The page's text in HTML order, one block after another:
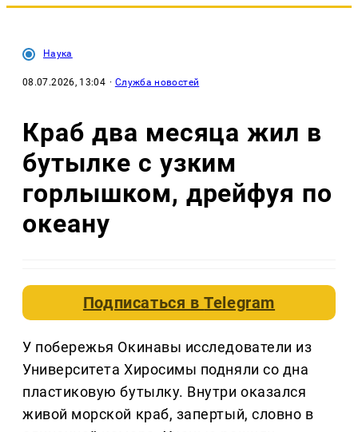
Наука
08.07.2026, 13:04 · Служба новостей
Краб два месяца жил в
бутылке с узким
горлышком, дрейфуя по
океану
Подписаться вTelegram
У побережья Окинавы исследователи из
Университета Хиросимы подняли со дна
пластиковую бутылку. Внутри оказался
живой морской краб, запертый, словно в